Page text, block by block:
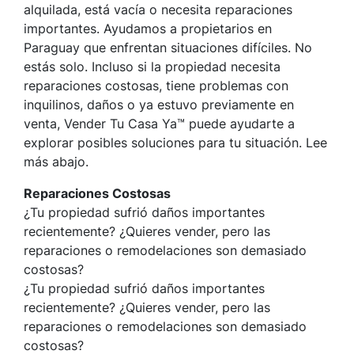
alquilada, está vacía o necesita reparaciones
importantes. Ayudamos a propietarios en
Paraguay que enfrentan situaciones difíciles. No
estás solo. Incluso si la propiedad necesita
reparaciones costosas, tiene problemas con
inquilinos, daños o ya estuvo previamente en
venta, Vender Tu Casa Ya™ puede ayudarte a
explorar posibles soluciones para tu situación. Lee
más abajo.
Reparaciones Costosas
¿Tu propiedad sufrió daños importantes
recientemente? ¿Quieres vender, pero las
reparaciones o remodelaciones son demasiado
costosas?
¿Tu propiedad sufrió daños importantes
recientemente? ¿Quieres vender, pero las
reparaciones o remodelaciones son demasiado
costosas?